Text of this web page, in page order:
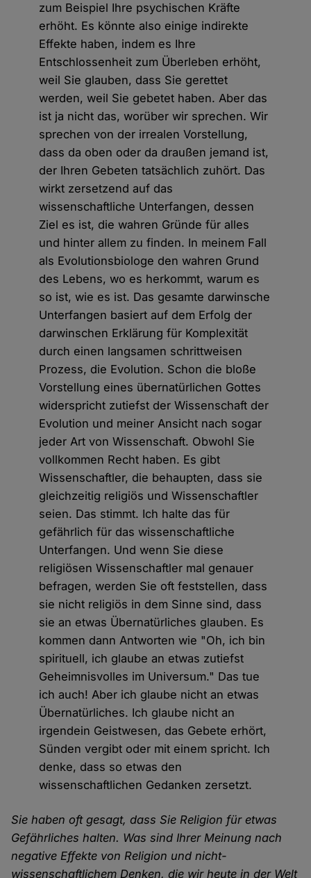
zum Beispiel Ihre psychischen Kräfte
erhöht. Es könnte also einige indirekte
Effekte haben, indem es Ihre
Entschlossenheit zum Überleben erhöht,
weil Sie glauben, dass Sie gerettet
werden, weil Sie gebetet haben. Aber das
ist ja nicht das, worüber wir sprechen. Wir
sprechen von der irrealen Vorstellung,
dass da oben oder da draußen jemand ist,
der Ihren Gebeten tatsächlich zuhört. Das
wirkt zersetzend auf das
wissenschaftliche Unterfangen, dessen
Ziel es ist, die wahren Gründe für alles
und hinter allem zu finden. In meinem Fall
als Evolutionsbiologe den wahren Grund
des Lebens, wo es herkommt, warum es
so ist, wie es ist. Das gesamte darwinsche
Unterfangen basiert auf dem Erfolg der
darwinschen Erklärung für Komplexität
durch einen langsamen schrittweisen
Prozess, die Evolution. Schon die bloße
Vorstellung eines übernatürlichen Gottes
widerspricht zutiefst der Wissenschaft der
Evolution und meiner Ansicht nach sogar
jeder Art von Wissenschaft. Obwohl Sie
vollkommen Recht haben. Es gibt
Wissenschaftler, die behaupten, dass sie
gleichzeitig religiös und Wissenschaftler
seien. Das stimmt. Ich halte das für
gefährlich für das wissenschaftliche
Unterfangen. Und wenn Sie diese
religiösen Wissenschaftler mal genauer
befragen, werden Sie oft feststellen, dass
sie nicht religiös in dem Sinne sind, dass
sie an etwas Übernatürliches glauben. Es
kommen dann Antworten wie "Oh, ich bin
spirituell, ich glaube an etwas zutiefst
Geheimnisvolles im Universum." Das tue
ich auch! Aber ich glaube nicht an etwas
Übernatürliches. Ich glaube nicht an
irgendein Geistwesen, das Gebete erhört,
Sünden vergibt oder mit einem spricht. Ich
denke, dass so etwas den
wissenschaftlichen Gedanken zersetzt.
Sie haben oft gesagt, dass Sie Religion für etwas
Gefährliches halten. Was sind Ihrer Meinung nach
negative Effekte von Religion und nicht-
wissenschaftlichem Denken, die wir heute in der Welt